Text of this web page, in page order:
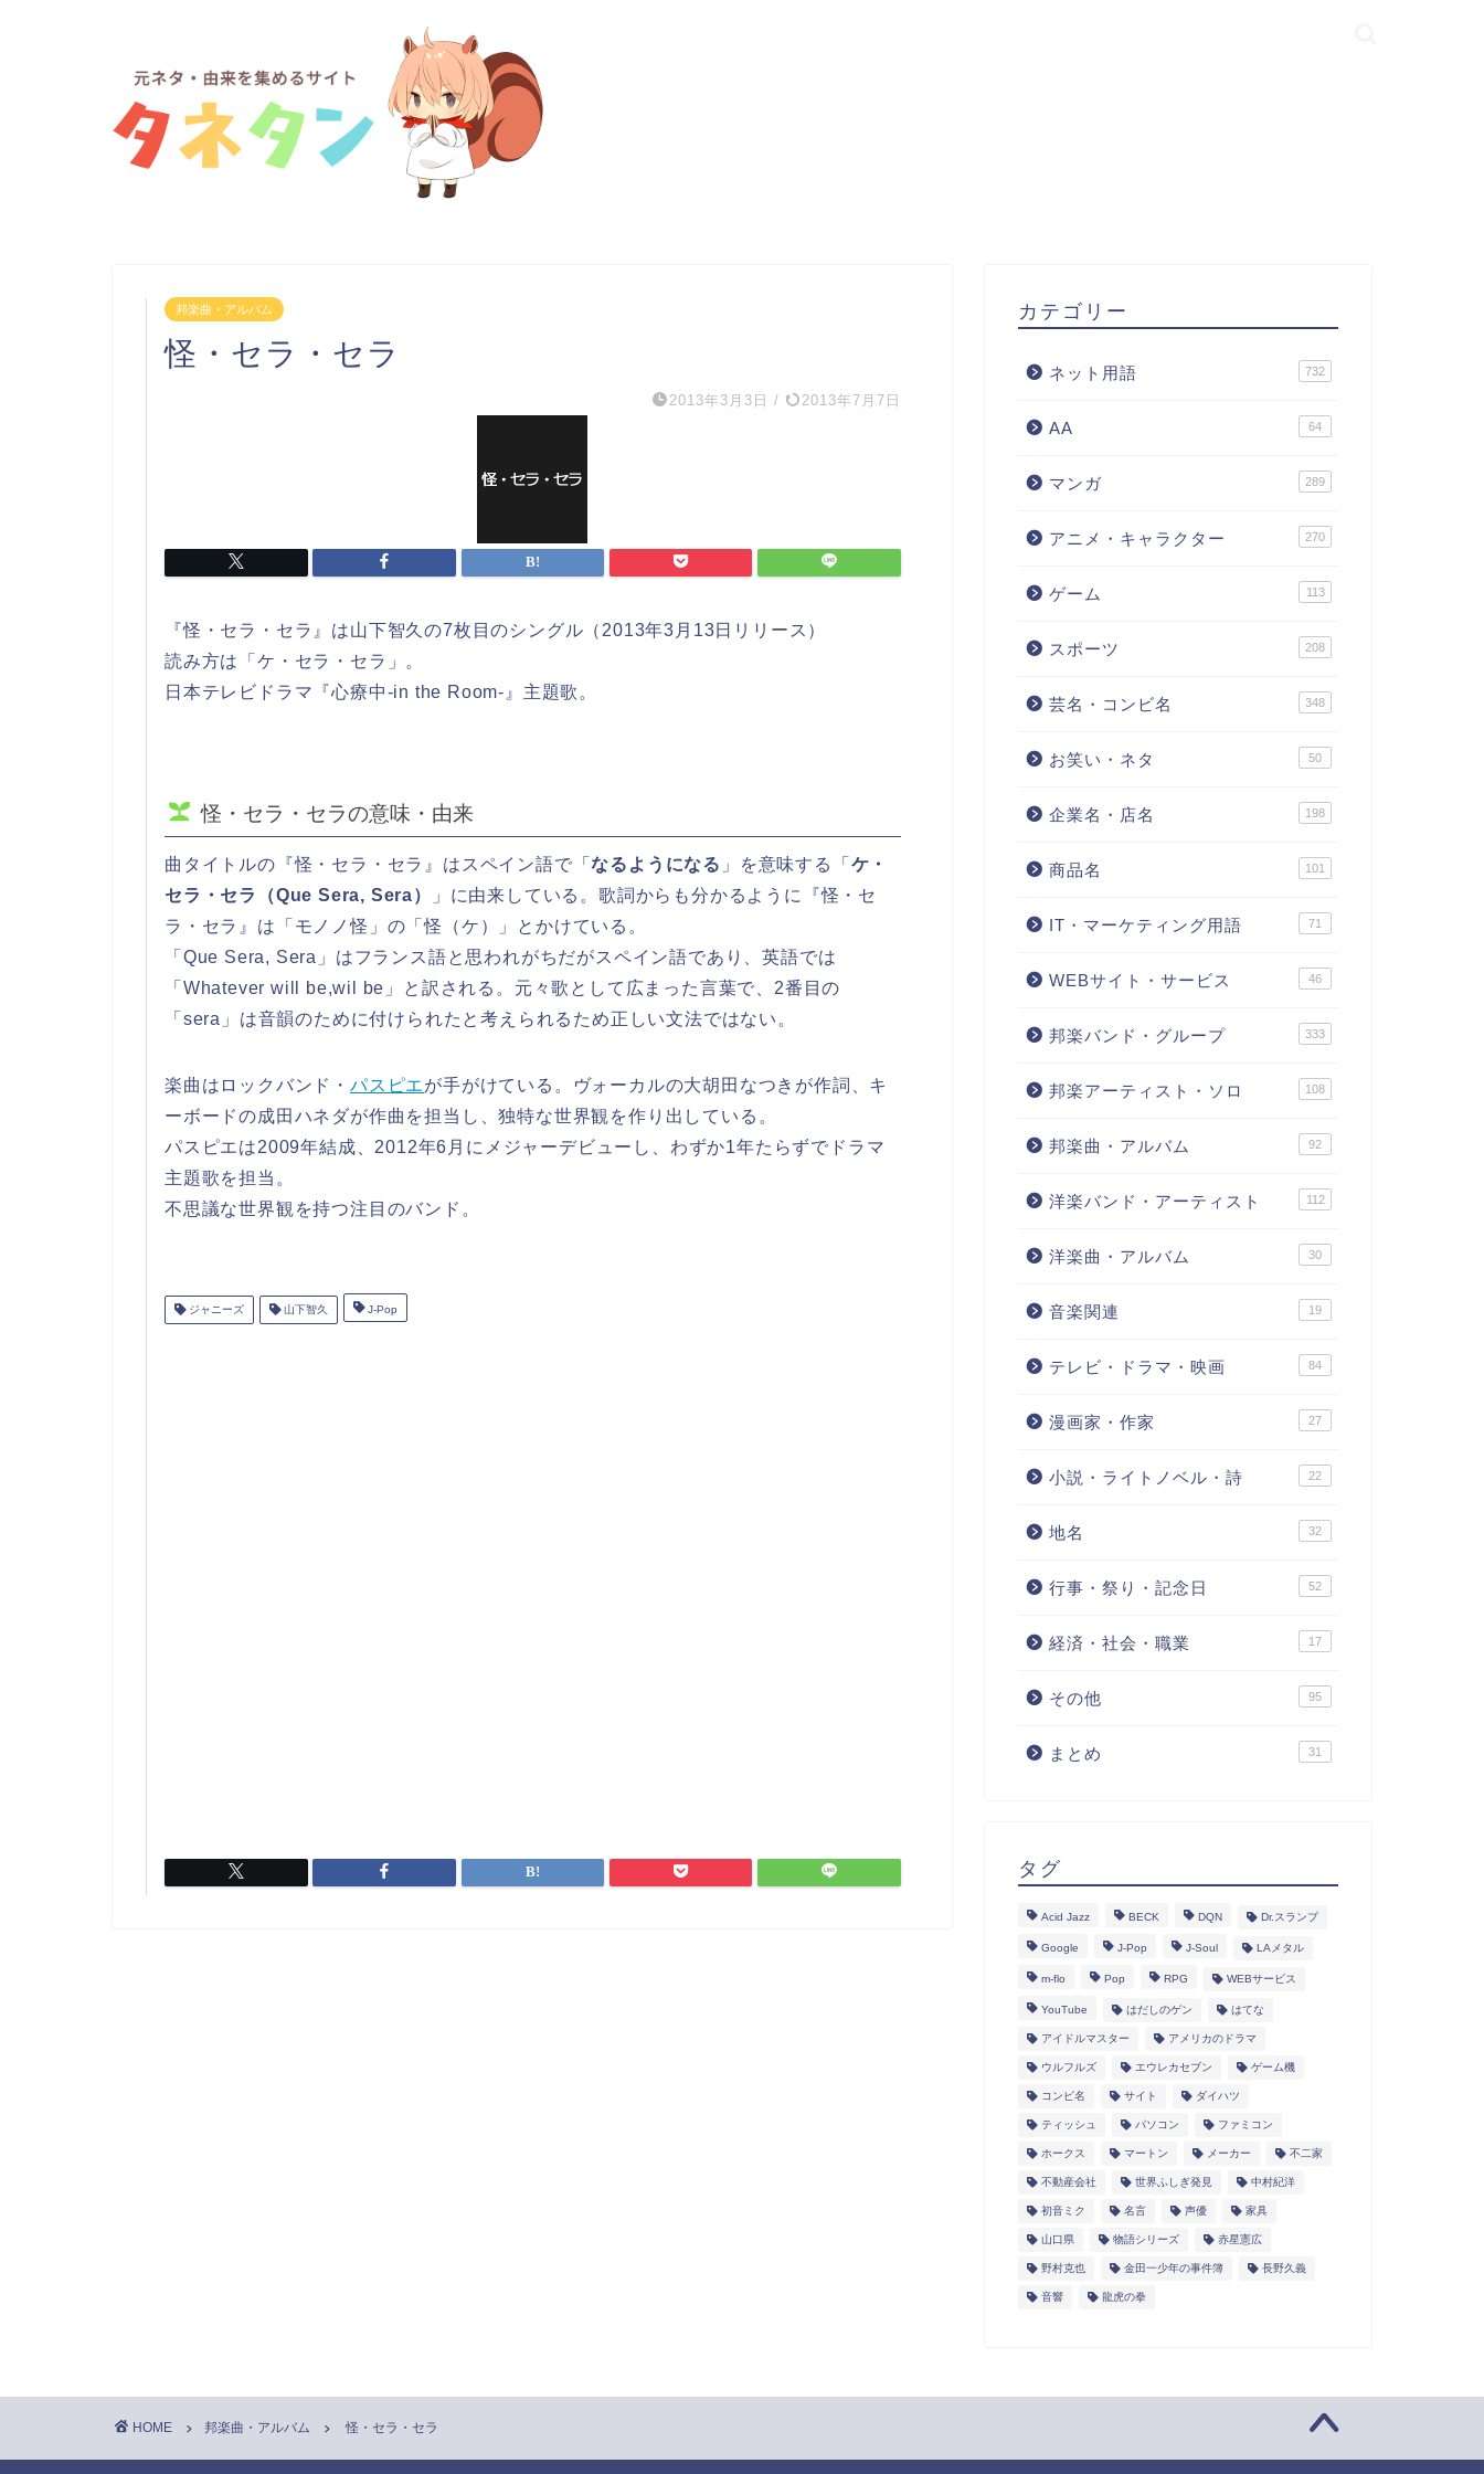
邦楽曲・アルバム
怪・セラ・セラ
2013年3月3日 / 2013年7月7日
『怪・セラ・セラ』は山下智久の7枚目のシングル（2013年3月13日リリース）
読み方は「ケ・セラ・セラ」。
日本テレビドラマ『心療中-in the Room-』主題歌。
怪・セラ・セラの意味・由来
曲タイトルの『怪・セラ・セラ』はスペイン語で「なるようになる 」を意味する「 ケ・
セラ・セラ（Que Sera, Sera）
」に由来している。歌詞からも分かるように『怪・セ
ラ・セラ』は「モノノ怪」の「怪（ケ）」とかけている。
「Que Sera, Sera」はフランス語と思われがちだがスペイン語であり、英語では
「Whatever will be,wil be」と訳される。元々歌として広まった言葉で、2番目の
「sera」は音韻のために付けられたと考えられるため正しい文法ではない。
楽曲はロックバンド・ パスピエが手がけている。ヴォーカルの大胡田なつきが作詞、キ
ーボードの成田ハネダが作曲を担当し、独特な世界観を作り出している。
パスピエは2009年結成、2012年6月にメジャーデビューし、わずか1年たらずでドラマ
主題歌を担当。
不思議な世界観を持つ注目のバンド。
ジャニーズ 山下智久 J-Pop
カテゴリー
ネット用語 732
AA 64
マンガ 289
アニメ・キャラクター 270
ゲーム 113
スポーツ 208
芸名・コンビ名 348
お笑い・ネタ 50
企業名・店名 198
商品名 101
IT・マーケティング用語 71
WEBサイト・サービス 46
邦楽バンド・グループ 333
邦楽アーティスト・ソロ 108
邦楽曲・アルバム 92
洋楽バンド・アーティスト 112
洋楽曲・アルバム 30
音楽関連 19
テレビ・ドラマ・映画 84
漫画家・作家 27
小説・ライトノベル・詩 22
地名 32
行事・祭り・記念日 52
経済・社会・職業 17
その他 95
まとめ 31
タグ
Acid Jazz BECK DQN Dr.スランプ
Google J-Pop J-Soul LAメタル
m-flo Pop RPG WEBサービス
YouTube はだしのゲン はてな
アイドルマスター アメリカのドラマ
ウルフルズ エウレカセブン ゲーム機
コンピ名 サイト ダイハツ
ティッシュ パソコン ファミコン
ホークス マートン メーカー 不二家
不動産会社 世界ふしぎ発見 中村紀洋
初音ミク 名言 声優 家具
山口県 物語シリーズ 赤星憲広
野村克也 金田一少年の事件簿 長野久義
音響 龍虎の拳
HOME 邦楽曲・アルバム 怪・セラ・セラ